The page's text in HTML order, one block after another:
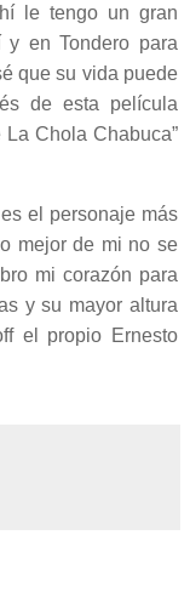
le tengo un gran
y en Tondero para
que su vida puede
de esta película
Chola Chabuca”
el personaje más
mejor de mi no se
mi corazón para
y su mayor altura
el propio Ernesto